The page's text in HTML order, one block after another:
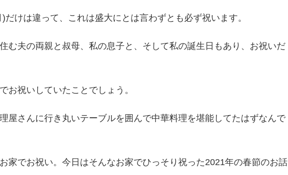
けは違って、これは盛大にとは言わずとも必ず祝います。
む夫の両親と叔母、私の息子と、そして私の誕生日もあり、お祝いだ
お祝いしていたことでしょう。
屋さんに行き丸いテーブルを囲んで中華料理を堪能してたはずなんで
家でお祝い。今日はそんなお家でひっそり祝った2021年の春節のお話